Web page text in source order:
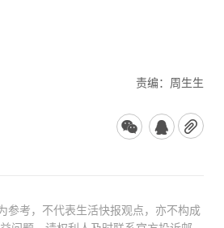
责编：周生生
参考，不代表生活快报观点，亦不构成